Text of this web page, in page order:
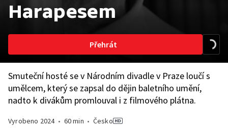
Harapesem
Přehrát
Smuteční hosté se v Národním divadle v Praze loučí s
umělcem, který se zapsal do dějin baletního umění,
nadto k divákům promlouval i z filmového plátna.
Vyrobeno 2024• 60 min • Česko